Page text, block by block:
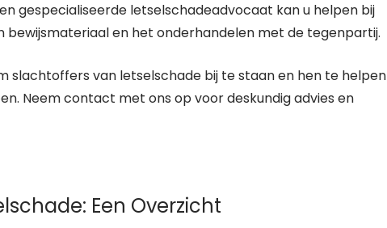
gespecialiseerde letselschadeadvocaat kan u helpen bij
bewijsmateriaal en het onderhandelen met de tegenpartij.
slachtoffers van letselschade bij te staan en hen te helpen
Neem contact met ons op voor deskundig advies en
Een Overzicht